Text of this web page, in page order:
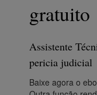
gratuito
Assistente
pericia judicial
Baixe agora o